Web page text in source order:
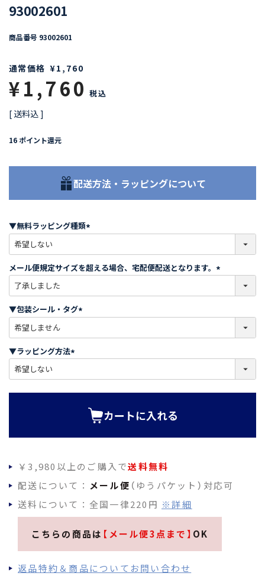
93002601
商品番号 93002601
通常価格 ¥1,760
¥1,760 税込
送料込
16 ポイント還元
配送方法・ラッピングについて
▼無料ラッピング種類
必
須
)
メール便規定サイズを超える場合、宅配便配送となります。
必
)
▼包装シール・タグ
必
)
▼ラッピング方法
必
カートに入れる
￥3,980以上のご購入で送料無料
配送について： メール便 （ゆうパケット）対応可
送料について：全国一律220円 ※詳細
こちらの商品は 【メール便3点まで】 OK
返品特約＆商品についてお問い合わせ